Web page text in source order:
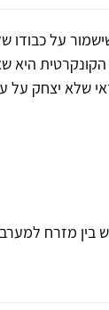
על כבודו
היא
שלא יצחק על
בין מזרח